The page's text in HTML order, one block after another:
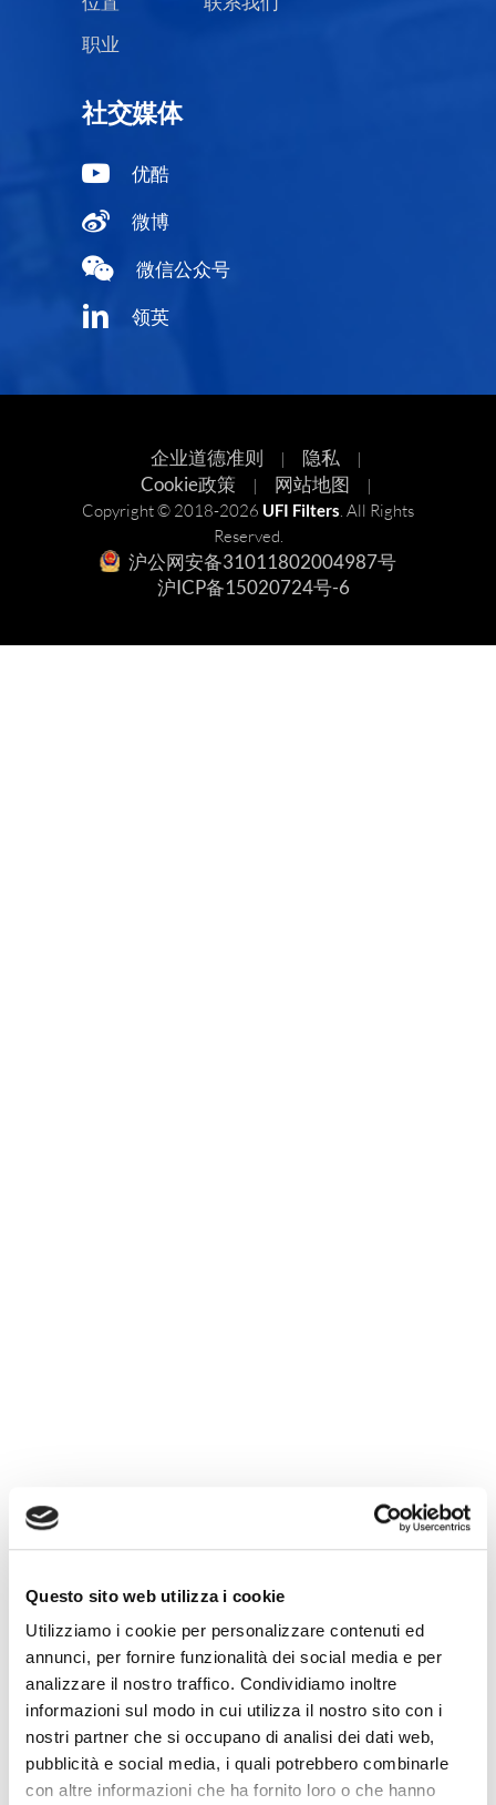
Questo sito web utilizza i cookie
Utilizziamo i cookie per personalizzare contenuti ed
annunci, per fornire funzionalità dei social media e per
analizzare il nostro traffico. Condividiamo inoltre
informazioni sul modo in cui utilizza il nostro sito con i
nostri partner che si occupano di analisi dei dati web,
pubblicità e social media, i quali potrebbero combinarle
con altre informazioni che ha fornito loro o che hanno
职业
社交媒体
优酷
微博
微信公众号
领英
企业道德准则 | 隐私 |
Cookie政策 | 网站地图
|
Copyright © 2018-2026 UFI Filters. All Rights
Reserved.
沪公网安备31011802004987号
沪ICP备15020724号-6